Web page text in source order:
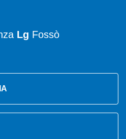
Lg Fossò